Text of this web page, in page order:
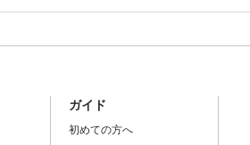
ガイド
初めての方へ